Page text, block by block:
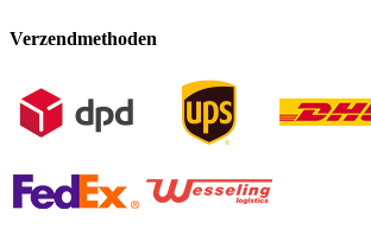
Verzendmethoden